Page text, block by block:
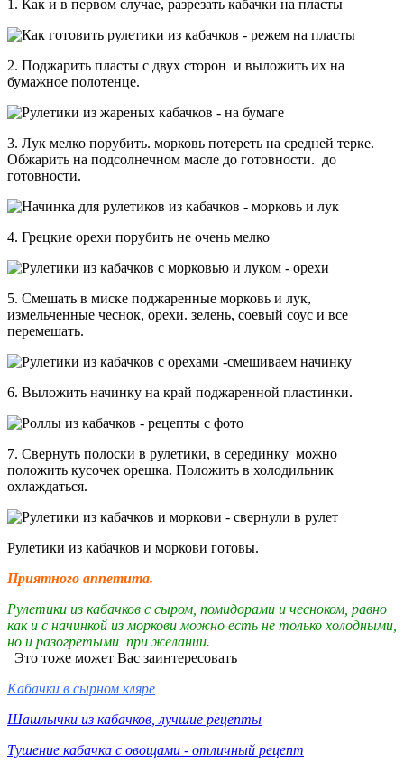
1. Как и в первом случае, разрезать кабачки на пласты
2. Поджарить пласты с двух сторон и выложить их на
бумажное полотенце.
3. Лук мелко порубить. морковь потереть на средней терке.
Обжарить на подсолнечном масле до готовности. до
готовности.
4. Грецкие орехи порубить не очень мелко
5. Смешать в миске поджаренные морковь и лук,
измельченные чеснок, орехи. зелень, соевый соус и все
перемешать.
6. Выложить начинку на край поджаренной пластинки.
7. Свернуть полоски в рулетики, в серединку можно
положить кусочек орешка. Положить в холодильник
охлаждаться.
Рулетики из кабачков и моркови готовы.
Приятного аппетита.
Рулетики из кабачков с сыром, помидорами и чесноком, равно
как и с начинкой из моркови можно есть не только холодными,
но и разогретыми при желании.
Это тоже может Вас заинтересовать
Кабачки в сырном кляре
Шашлычки из кабачков, лучшие рецепты
Тушение кабачка с овощами - отличный рецепт